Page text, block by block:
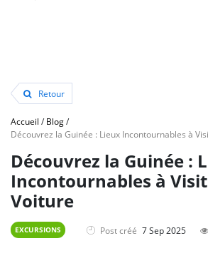
Retour
Accueil /Blog/
Découvrez la Guinée : Lieux Incontournables à
Découvrez la Guinée :
Incontournables à
Voiture
EXCURSIONS Post créé 7 Sep 2025